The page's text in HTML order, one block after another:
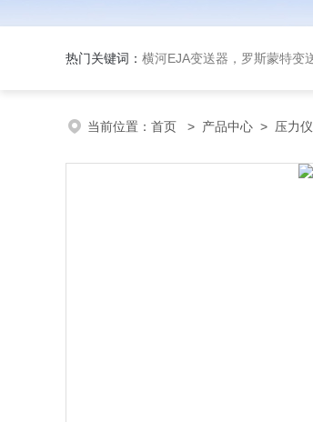
热门关键词： 横河EJA变送器，罗斯蒙特变送器，
当前位置： 首页 > 产品中心 > 压力